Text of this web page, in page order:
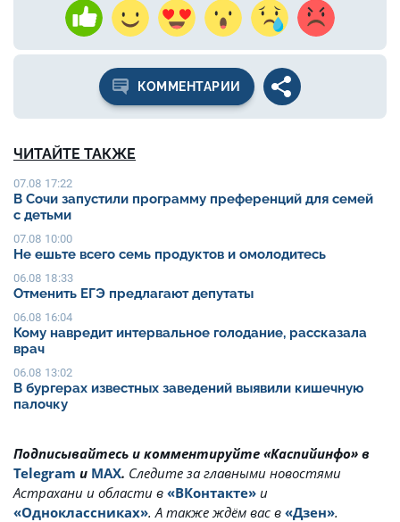
КОММЕНТАРИИ
ЧИТАЙТЕ ТАКЖЕ
07.08 17:22
В Сочи запустили программу преференций для семей
с детьми
07.08 10:00
Не ешьте всего семь продуктов и омолодитесь
06.08 18:33
Отменить ЕГЭ предлагают депутаты
06.08 16:04
Кому навредит интервальное голодание, рассказала
врач
06.08 13:02
В бургерах известных заведений выявили кишечную
палочку
Подписывайтесь и комментируйте «Каспийинфо» в
Telegram и MAX. Cледите за главными новостями
Астрахани и области в «ВКонтакте» и
«Одноклассниках». А также ждём вас в «Дзен».